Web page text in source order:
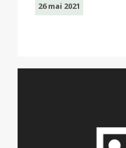
26 mai 2021